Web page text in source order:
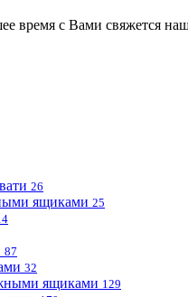
время с Вами свяжется
26
ящиками 25
87
32
ящиками 129